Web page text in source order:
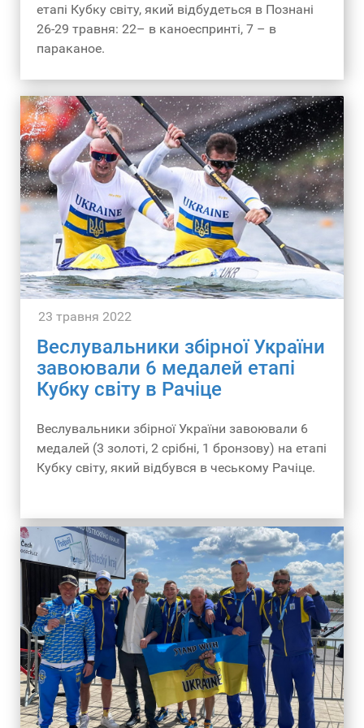
Влад ЄФІМОВ, проєкт «Веслування України»
етапі Кубку світу, який відбудеться в Познані
26-29 травня: 22– в каноеспринті, 7 – в
параканое.
23 травня 2022
Веслувальники збірної України
завоювали 6 медалей етапі
Кубку світу в Рачіце
Веслувальники збірної України завоювали 6
медалей (3 золоті, 2 срібні, 1 бронзову) на етапі
Кубку світу, який відбувся в чеському Рачіце.